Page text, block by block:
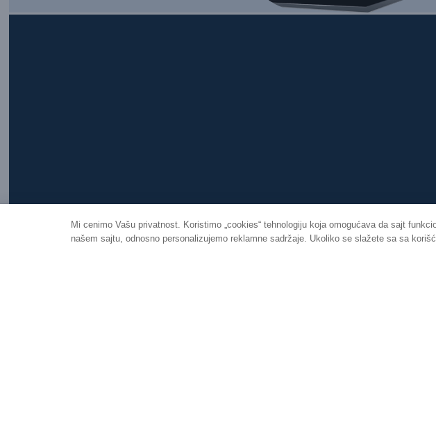
Mi cenimo Vašu privatnost. Koristimo „cookies“ tehnologiju koja omogućava da sajt
našem sajtu, odnosno personalizujemo reklamne sadržaje. Ukoliko se slažete sa sa